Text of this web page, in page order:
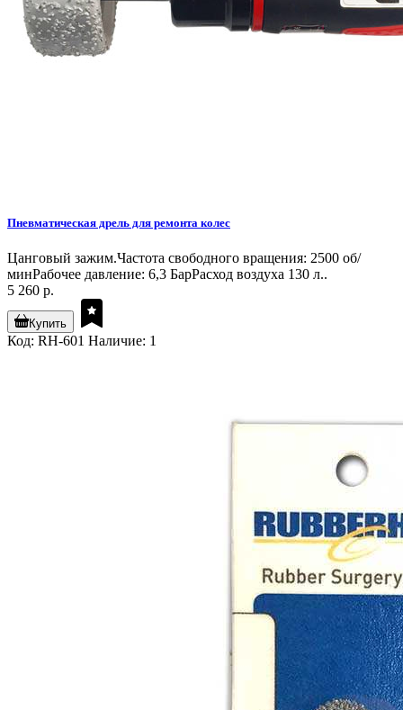
Пневматическая дрель для ремонта колес
Цанговый зажим.Частота свободного вращения: 2500 об/
минРабочее давление: 6,3 БарРасход воздуха 130 л..
5 260 р.
Купить
Код: RH-601 Наличие: 1